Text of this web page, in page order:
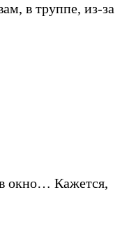
в труппе, из-за
окно… Кажется,